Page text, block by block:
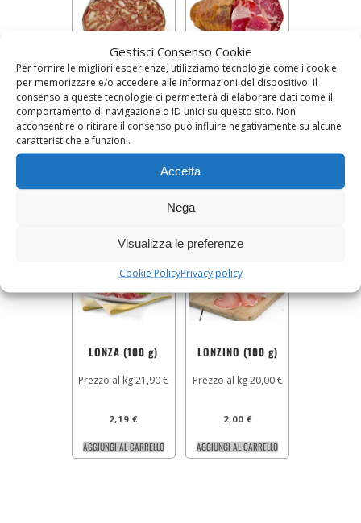
Gestisci Consenso Cookie
Per fornire le migliori esperienze, utilizziamo tecnologie come i cookie
per memorizzare e/o accedere alle informazioni del dispositivo. Il
consenso a queste tecnologie ci permetterà di elaborare dati come il
comportamento di navigazione o ID unici su questo sito. Non
acconsentire o ritirare il consenso può influire negativamente su alcune
caratteristiche e funzioni.
Accetta
Nega
Visualizza le preferenze
Cookie PolicyPrivacy policy
COPPA DI MAIALE
(100 g)
Prezzo al kg 15,90 €
1,59€
AGGIUNGI AL CARRELLO
CAPOCOLLO (100
g)
Prezzo al kg 21,90 €
2,19€
AGGIUNGI AL CARRELLO
LONZA (100 g)
Prezzo al kg 21,90 €
2,19€
AGGIUNGI AL CARRELLO
LONZINO (100 g)
Prezzo al kg 20,00 €
2,00 €
AGGIUNGI AL CARRELLO